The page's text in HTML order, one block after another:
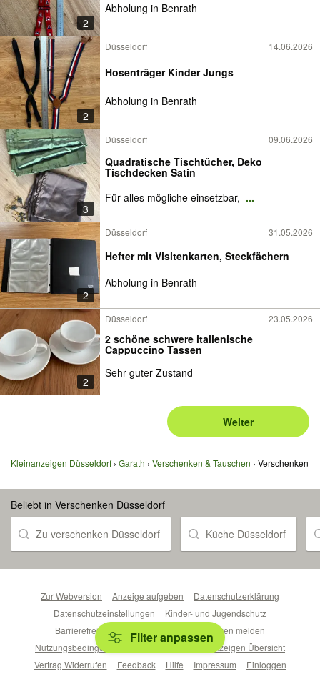
2
Abholung in Benrath
2
Düsseldorf 14.06.2026
Hosenträger Kinder Jungs
Abholung in Benrath
3
Düsseldorf 09.06.2026
Quadratische Tischtücher, Deko
Tischdecken Satin
Für alles mögliche einsetzbar, ...
2
Düsseldorf 31.05.2026
Hefter mit Visitenkarten, Steckfächern
Abholung in Benrath
2
Düsseldorf 23.05.2026
2 schöne schwere italienische
Cappuccino Tassen
Sehr guter Zustand
Weiter
Kleinanzeigen Düsseldorf Garath Verschenken & Tauschen Verschenken
Beliebt in Verschenken Düsseldorf
Zu verschenken Düsseldorf Küche Düsseldorf
Filter anpassen
Zur Webversion Anzeige aufgeben
Datenschutzerklärung
Datenschutzeinstellungen
Kinder- und Jugendschutz
Barrierefreiheitserklärung
Sicherheitslücken melden
Nutzungsbedingungen
Beliebte Suchen
Anzeigen Übersicht
Vertrag Widerrufen
Feedback Hilfe Impressum Einloggen